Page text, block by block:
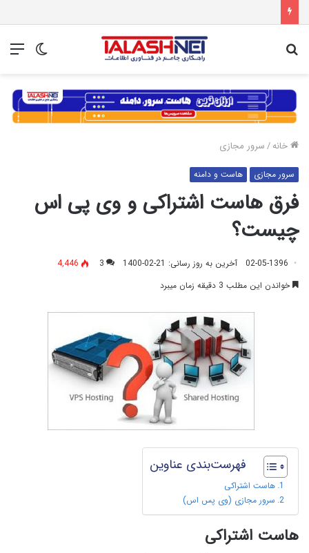
تغییر
خانه/سرور مجازی
سرور مجازی هاست و دامنه
فرق هاست اشتراکی و وی پی اس
چیست؟
02-05-1396 آخرین به روز رسانی: 21-02-1400 3
4,446
خواندن این مطلب 3 دقیقه زمان میبرد
فهرست‌بندی عناوین
هاست اشتراکی
سرور مجازی (وی پس اس)
هاست اشتراکی